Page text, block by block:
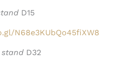
D15
N68e3KUbQo45fiXW8
stand D32